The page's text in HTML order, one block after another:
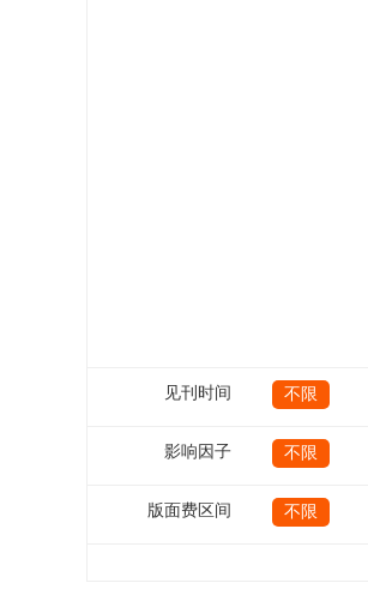
见刊时间 不限
影响因子 不限
版面费区间 不限